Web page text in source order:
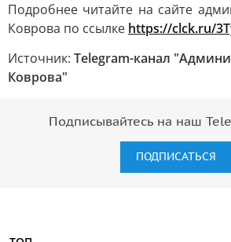
Подробнее читайте на сайте
Коврова по ссылке https://clck.ru/
Источник: Telegram-канал
Коврова"
Подписывайтесь на наш
ПОДПИСАТЬСЯ